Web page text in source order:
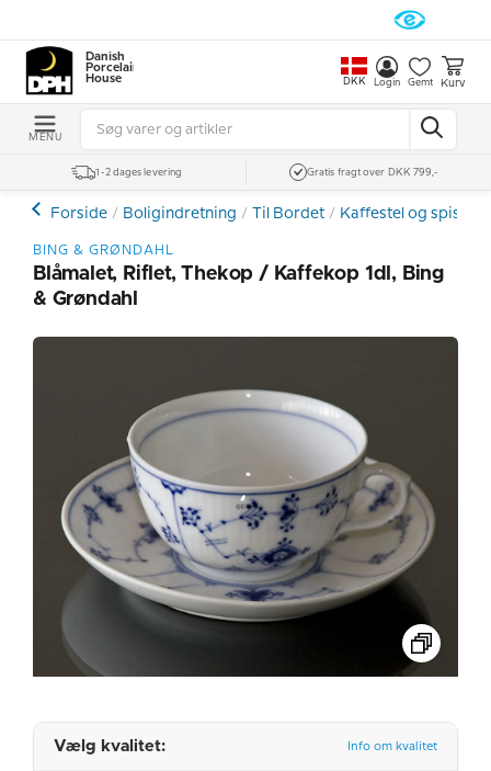
Danish
Porcelain
House
DKK Login Gemt Kurv
MENU
1-2 dages levering Gratis fragt over DKK 799,-
Forside Boligindretning Til Bordet Kaffestel og
BING & GRØNDAHL
Blåmalet, Riflet, Thekop / Kaffekop 1dl, Bing
& Grøndahl
Vælg kvalitet: Info om kvalitet